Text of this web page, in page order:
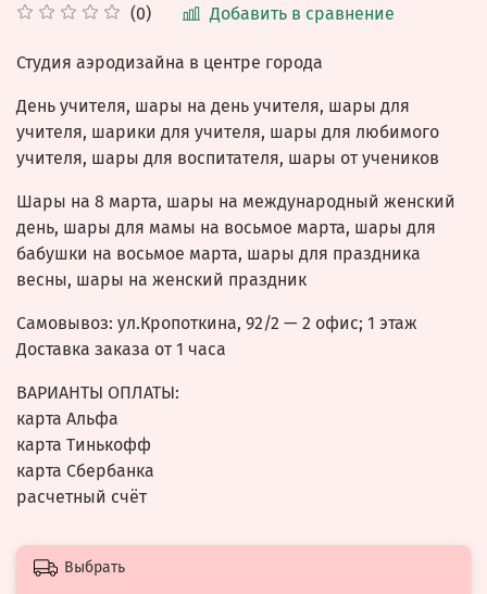
(0) Добавить в сравнение
Студия аэродизайна в центре города
День учителя, шары на день учителя, шары для
учителя, шарики для учителя, шары для любимого
учителя, шары для воспитателя, шары от учеников
Шары на 8 марта, шары на международный женский
день, шары для мамы на восьмое марта, шары для
бабушки на восьмое марта, шары для праздника
весны, шары на женский праздник
Самовывоз: ул.Кропоткина, 92/2 — 2 офис; 1 этаж
Доставка заказа от 1 часа
ВАРИАНТЫ ОПЛАТЫ:
карта Альфа
карта Тинькофф
карта Сбербанка
расчетный счёт
Выбрать